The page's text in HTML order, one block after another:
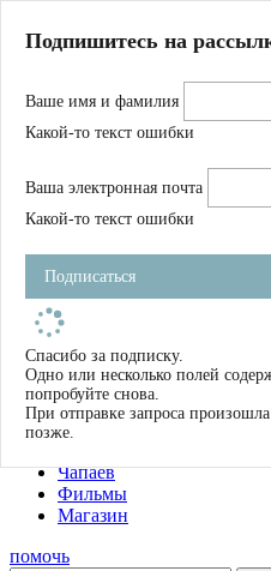
Магазин
Журнал
Школа
Устав
Фильмы
Имена
Тэги
О нас
Журнал
Книги
Чапаев
Фильмы
Магазин
помочь
Подпишитесь на
Ваше имя и фамилия
Какой-то текст ошибки
Ваша электронная почта
Какой-то текст ошибки
Подписаться
Спасибо за подписку.
Одно или несколько полей
попробуйте снова.
При отправке запроса
позже.